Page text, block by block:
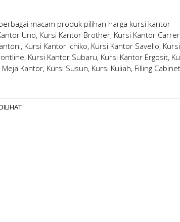
macam produk pilihan harga kursi kantor
Uno, Kursi Kantor Brother, Kursi Kantor
Kursi Kantor Ichiko, Kursi Kantor Savello, Kursi
Kursi Kantor Subaru, Kursi Kantor Ergosit,
Kantor, Kursi Susun, Kursi Kuliah, Filling